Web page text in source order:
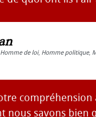
Homme de loi, Homme politique,
compréhension
nous savons bien